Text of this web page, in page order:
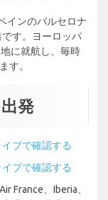
インのバルセロナ
す。ヨーロッパ
に就航し、毎時
す。
発
ブで確認する
ブで確認する
France、Iberia、